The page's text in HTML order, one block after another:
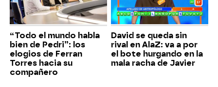
“Todo el mundo habla
bien de Pedri”: los
elogios de Ferran
Torres hacia su
compañero
David se queda sin
rival en AlaZ: va a por
el bote hurgando en la
mala racha de Javier